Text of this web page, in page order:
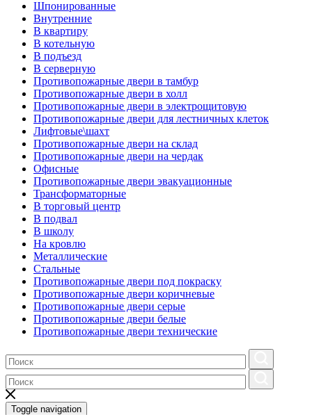
Шпонированные
Внутренние
В квартиру
В котельную
В подъезд
В серверную
Противопожарные двери в тамбур
Противопожарные двери в холл
Противопожарные двери в электрощитовую
Противопожарные двери для лестничных клеток
Лифтовые\шахт
Противопожарные двери на склад
Противопожарные двери на чердак
Офисные
Противопожарные двери эвакуационные
Трансформаторные
В торговый центр
В подвал
В школу
На кровлю
Металлические
Стальные
Противопожарные двери под покраску
Противопожарные двери коричневые
Противопожарные двери серые
Противопожарные двери белые
Противопожарные двери технические
Toggle navigation